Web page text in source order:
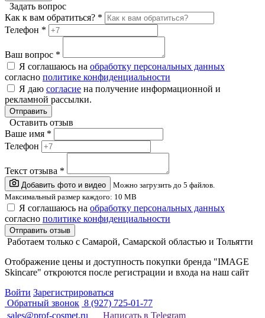
Задать вопрос
Как к вам обратиться? *
Телефон *
Ваш вопрос *
Я соглашаюсь на обработку персональных данных
согласно политике конфиденциальности
Я даю согласие на получение информационной и
рекламной рассылки.
Отправить
Оставить отзыв
Ваше имя *
Телефон
Текст отзыва *
Добавить фото и видео
Можно загрузить до 5 файлов.
Максимальный размер каждого: 10 MB
Я соглашаюсь на обработку персональных данных
согласно политике конфиденциальности
Работаем только с Самарой, Самарской областью и Тольятти
Отображение цены и доступность покупки бренда "IMAGE
Skincare" откроются после регистрации и входа на наш сайт
Войти Зарегистрироваться
Обратный звонок 8 (927) 725-01-77
sales@prof-cosmet.ru
Написать в Telegram